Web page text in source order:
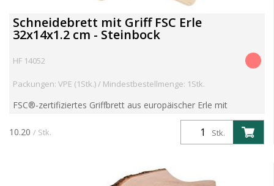
Schneidebrett mit Griff FSC Erle
32x14x1.2 cm - Steinbock
HF 14052
Packungen: VPE (1Stk.) / Mindestbestellmenge: 1Stk.
FSC®-zertifiziertes Griffbrett aus europäischer Erle mit
dekorativem Steinbock-Ausschnitt. Die unverleimte
Verarbeitung sorgt für eine stabile, glatte und
Stk.
10.20 / Stk.